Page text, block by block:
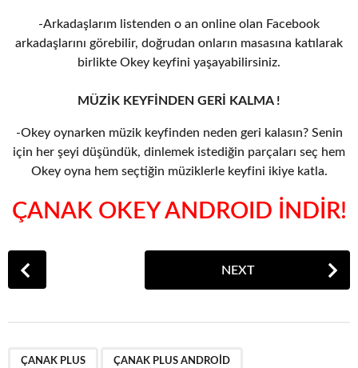
-Arkadaşlarım listenden o an online olan Facebook
arkadaşlarını görebilir, doğrudan onların masasına katılarak
birlikte Okey keyfini yaşayabilirsiniz.
MÜZİK KEYFİNDEN GERİ KALMA !
-Okey oynarken müzik keyfinden neden geri kalasın? Senin
için her şeyi düşündük, dinlemek istediğin parçaları seç hem
Okey oyna hem seçtiğin müziklerle keyfini ikiye katla.
ÇANAK OKEY ANDROID İNDİR!
NEXT
ÇANAK PLUS ÇANAK PLUS ANDROID